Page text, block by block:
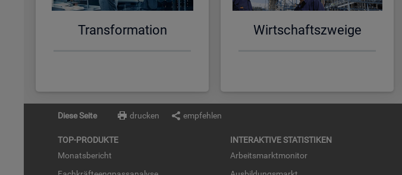
Trans­for­ma­ti­on Wirt­schafts­zwei­ge
Diese Seite drucken empfehlen
TOP-PRO­DUK­TE
Mo­nats­be­richt
IN­TER­AK­TI­VE STA­TIS­TI­KEN
Ar­beits­markt­mo­ni­tor